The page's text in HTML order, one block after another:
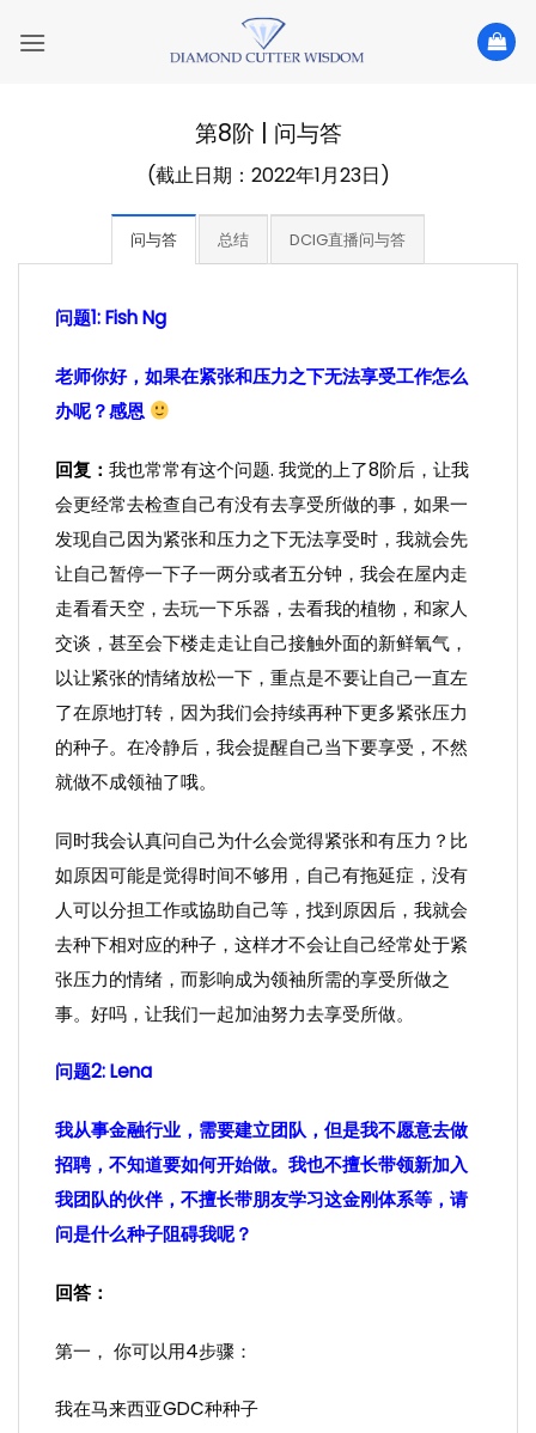
第8阶 | 问与答
(截止日期：2022年1月23日)
问与答 总结 DCIG直播问与答
问题1: Fish Ng
老师你好，如果在紧张和压力之下无法享受工作怎么
办呢？感恩
回复： 我也常常有这个问题. 我觉的上了8阶后，让我
会更经常去检查自己有没有去享受所做的事，如果一
发现自己因为紧张和压力之下无法享受时，我就会先
让自己暂停一下子一两分或者五分钟，我会在屋内走
走看看天空，去玩一下乐器，去看我的植物，和家人
交谈，甚至会下楼走走让自己接触外面的新鲜氧气，
以让紧张的情绪放松一下，重点是不要让自己一直左
了在原地打转，因为我们会持续再种下更多紧张压力
的种子。在冷静后，我会提醒自己当下要享受，不然
就做不成领䄂了哦。
同时我会认真问自己为什么会觉得紧张和有压力？比
如原因可能是觉得时间不够用，自己有拖延症，没有
人可以分担工作或協助自己等，找到原因后，我就会
去种下相对应的种子，这样才不会让自己经常处于紧
张压力的情绪，而影响成为领袖所需的享受所做之
事。好吗，让我们一起加油努力去享受所做。
问题2: Lena
我从事金融行业，需要建立团队，但是我不愿意去做
招聘，不知道要如何开始做。我也不擅长带领新加入
我团队的伙伴，不擅长带朋友学习这金刚体系等，请
问是什么种子阻碍我呢？
回答：
第一， 你可以用4步骤：
我在马来西亚GDC种种子